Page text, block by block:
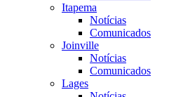
Itapema
Notícias
Comunicados
Joinville
Notícias
Comunicados
Lages